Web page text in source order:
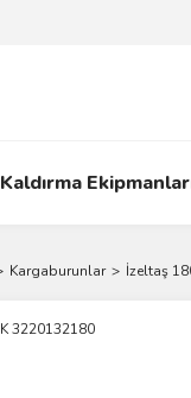
Kaldırma
Kargaburunlar İzeltaş